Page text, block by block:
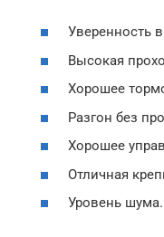
Уверенность
Высокая
Хорошее
Разгон без
Хорошее
Отличная
Уровень шума.